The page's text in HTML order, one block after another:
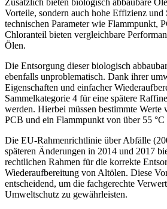
Zusätzlich bieten biologisch abbaubare
Vorteile, sondern auch hohe Effizienz und
technischen Parameter wie Flammpunkt,
Chloranteil bieten vergleichbare
Ölen.
Die Entsorgung dieser biologisch
ebenfalls unproblematisch. Dank ihrer
Eigenschaften und einfacher
Sammelkategorie 4 für eine spätere
werden. Hierbei müssen bestimmte
PCB und ein Flammpunkt von über 55 °C
Die EU-Rahmenrichtlinie über Abfälle
späteren Änderungen in 2014 und 2017
rechtlichen Rahmen für die korrekte
Wiederaufbereitung von Altölen. Diese
entscheidend, um die fachgerechte
Umweltschutz zu gewährleisten.